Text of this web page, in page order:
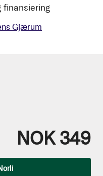
finansiering
Gjærum
NOK 349